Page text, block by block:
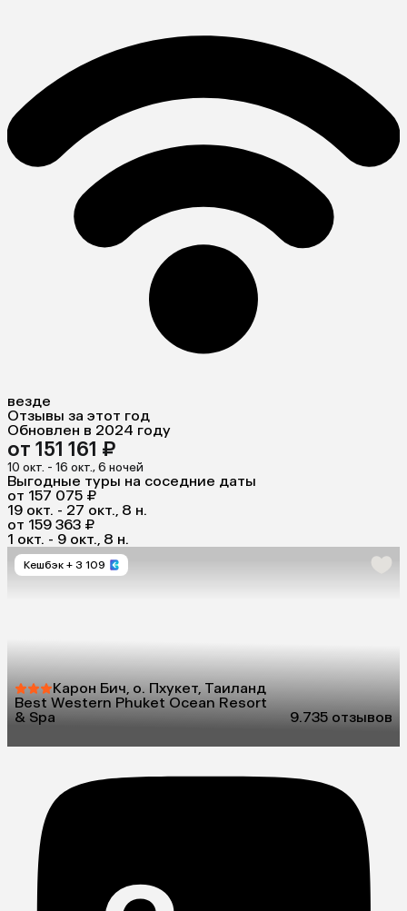
везде
Отзывы за этот год
Обновлен в 2024 году
от 151 161 ₽
10 окт. - 16 окт., 6 ночей
Выгодные туры на соседние даты
от 157 075 ₽
19 окт. - 27 окт., 8 н.
от 159 363 ₽
1 окт. - 9 окт., 8 н.
Кешбэк + 3 109
Карон Бич, о. Пхукет, Таиланд
Best Western Phuket Ocean Resort
& Spa
9.735 отзывов